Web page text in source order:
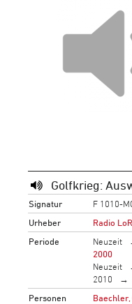
Golfkrieg:
Signatur
F 1010-
Urheber
Radio
Periode
Neuzeit
2000
Neuzeit
2010
Personen
Baechler,